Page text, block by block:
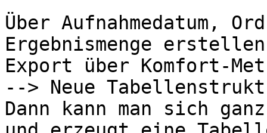
Über Aufnahmedatum,
Ergebnismenge
Export über Komfort-
--> Neue
Dann kann man sich